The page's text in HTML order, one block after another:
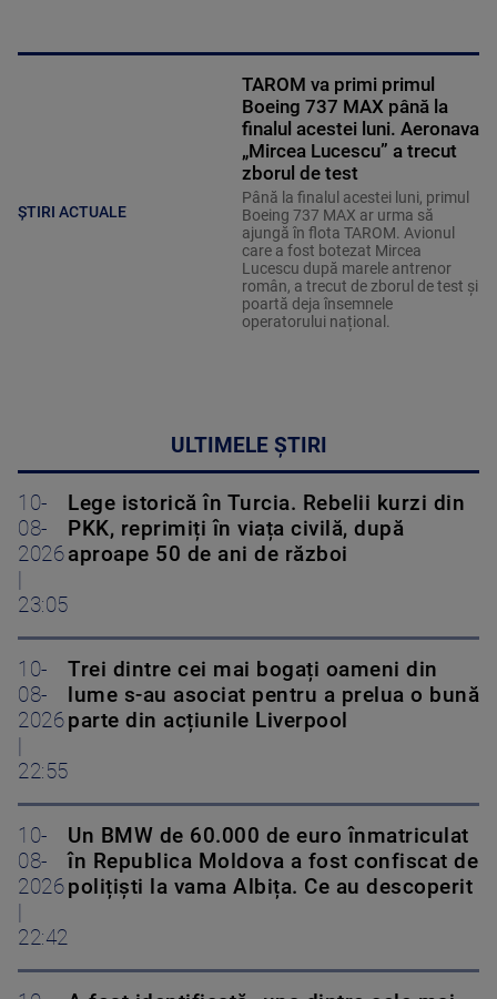
ȘTIRI ACTUALE
TAROM va primi primul
Boeing 737 MAX până la
finalul acestei luni. Aeronava
„Mircea Lucescu” a trecut
zborul de test
Până la finalul acestei luni, primul
Boeing 737 MAX ar urma să
ajungă în flota TAROM. Avionul
care a fost botezat Mircea
Lucescu după marele antrenor
român, a trecut de zborul de test și
poartă deja însemnele
operatorului național.
ULTIMELE ȘTIRI
10-
08-
2026
23:05
Lege istorică în Turcia. Rebelii kurzi din
PKK, reprimiți în viața civilă, după
aproape 50 de ani de război
10-
08-
2026
22:55
Trei dintre cei mai bogați oameni din
lume s-au asociat pentru a prelua o bună
parte din acțiunile Liverpool
10-
08-
2026
22:42
Un BMW de 60.000 de euro înmatriculat
în Republica Moldova a fost confiscat de
polițiști la vama Albița. Ce au descoperit